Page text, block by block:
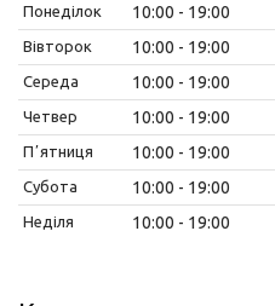
Понеділок 10:00 19:00
Вівторок 10:00 19:00
Середа 10:00 19:00
Четвер 10:00 19:00
Пʼятниця 10:00 19:00
Субота 10:00 19:00
Неділя 10:00 19:00